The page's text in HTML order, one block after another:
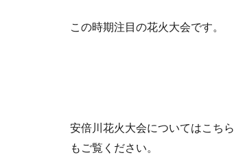
この時期注目の花火大会です。
安倍川花火大会についてはこちら
もご覧ください。